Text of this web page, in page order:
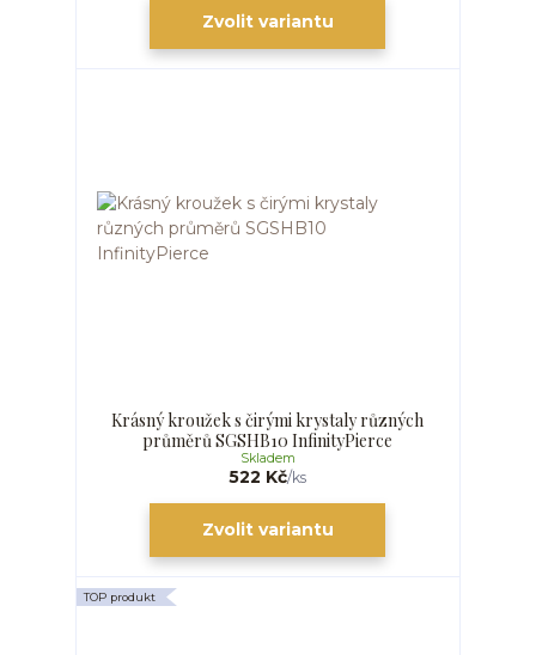
Zvolit variantu
Krásný kroužek s čirými krystaly různých
průměrů SGSHB10 InfinityPierce
522 Kč/ks
Skladem
Zvolit variantu
TOP produkt